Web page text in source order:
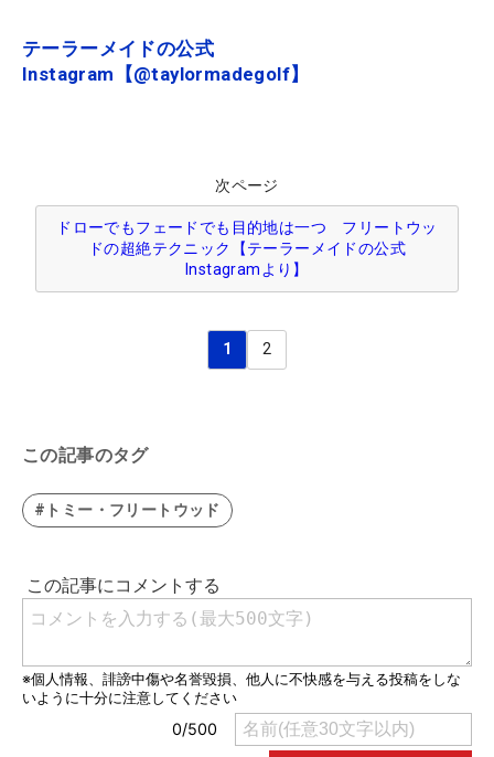
テーラーメイドの公式
Instagram【@taylormadegolf】
次ページ
ドローでもフェードでも目的地は一つ フリートウッ
ドの超絶テクニック【テーラーメイドの公式
Instagramより】
1 2
この記事のタグ
#トミー・フリートウッド